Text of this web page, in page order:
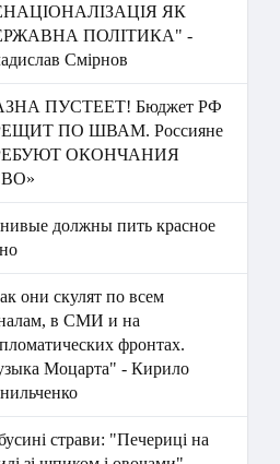
ЯК
ПОЛІТИКА" -
Смірнов
ПУСТЕЕТ! Бюджет РФ
ПО ШВАМ. Россияне
ОКОНЧАНИЯ
должны пить красное
они скулят по всем
в СМИ и на
фронтах.
Моцарта" - Кирило
страви: "Печериці на